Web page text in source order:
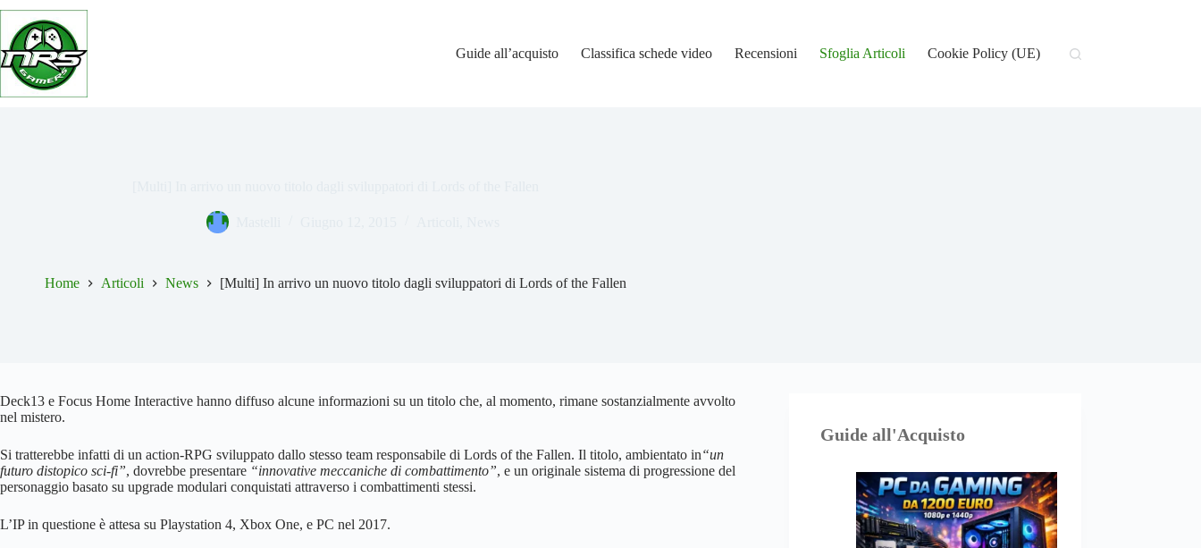
Salta
contenuto
Guide all’acquisto
Classifica schede video Recensioni Sfoglia Articoli Cookie Policy (UE)
Home Articoli News [Multi] In arrivo un nuovo titolo dagli sviluppatori di Lords of the Fallen
Deck13 e Focus Home Interactive hanno diffuso alcune informazioni su un titolo che, al momento, rimane sostanzialmente avvolto
nel mistero.
Si tratterebbe infatti di un action-RPG sviluppato dallo stesso team responsabile di Lords of the Fallen. Il titolo, ambientato in“un
futuro distopico sci-fi”, dovrebbe presentare “innovative meccaniche di combattimento”, e un originale sistema di progressione del
personaggio basato su upgrade modulari conquistati attraverso i combattimenti stessi.
L’IP in questione è attesa su Playstation 4, Xbox One, e PC nel 2017.
Guide all'Acquisto